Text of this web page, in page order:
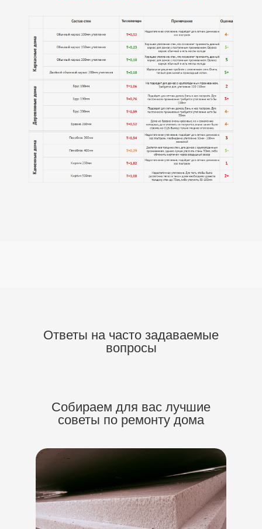
Ответы на часто задаваемые
вопросы
Собираем для вас лучшие
советы по ремонту дома